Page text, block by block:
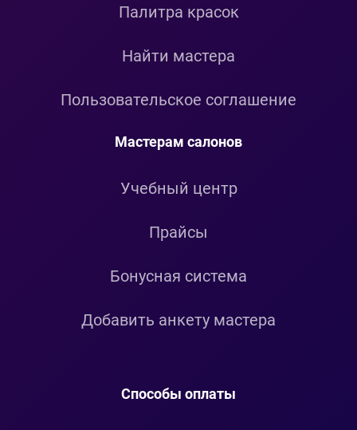
Палитра красок
Найти мастера
Пользовательское соглашение
Мастерам салонов
Учебный центр
Прайсы
Бонусная система
Добавить анкету мастера
Способы оплаты